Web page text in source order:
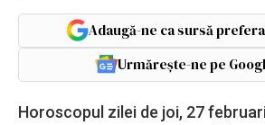
Adaugă-ne ca sursă
Urmărește-ne pe
Horoscopul zilei de joi, 27